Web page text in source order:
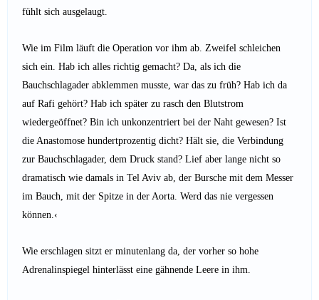
fühlt sich ausgelaugt.
Wie im Film läuft die Operation vor ihm ab. Zweifel schlei­chen
sich ein. Hab ich alles richtig gemacht? Da, als ich die
Bauchschlagader abklemmen musste, war das zu früh? Hab ich da
auf Rafi gehört? Hab ich später zu rasch den Blut­strom
wiedergeöffnet? Bin ich unkonzentriert bei der Naht gewesen? Ist
die Anastomose hundertprozentig dicht? Hält sie, die Verbindung
zur Bauchschlagader, dem Druck stand? Lief aber lange nicht so
dramatisch wie damals in Tel Aviv ab, der Bursche mit dem Messer
im Bauch, mit der Spitze in der Aorta. Werd das nie vergessen
können.‹
Wie erschlagen sitzt er minutenlang da, der vorher so hohe
Adrenalinspiegel hinterlässt eine gähnende Leere in ihm.